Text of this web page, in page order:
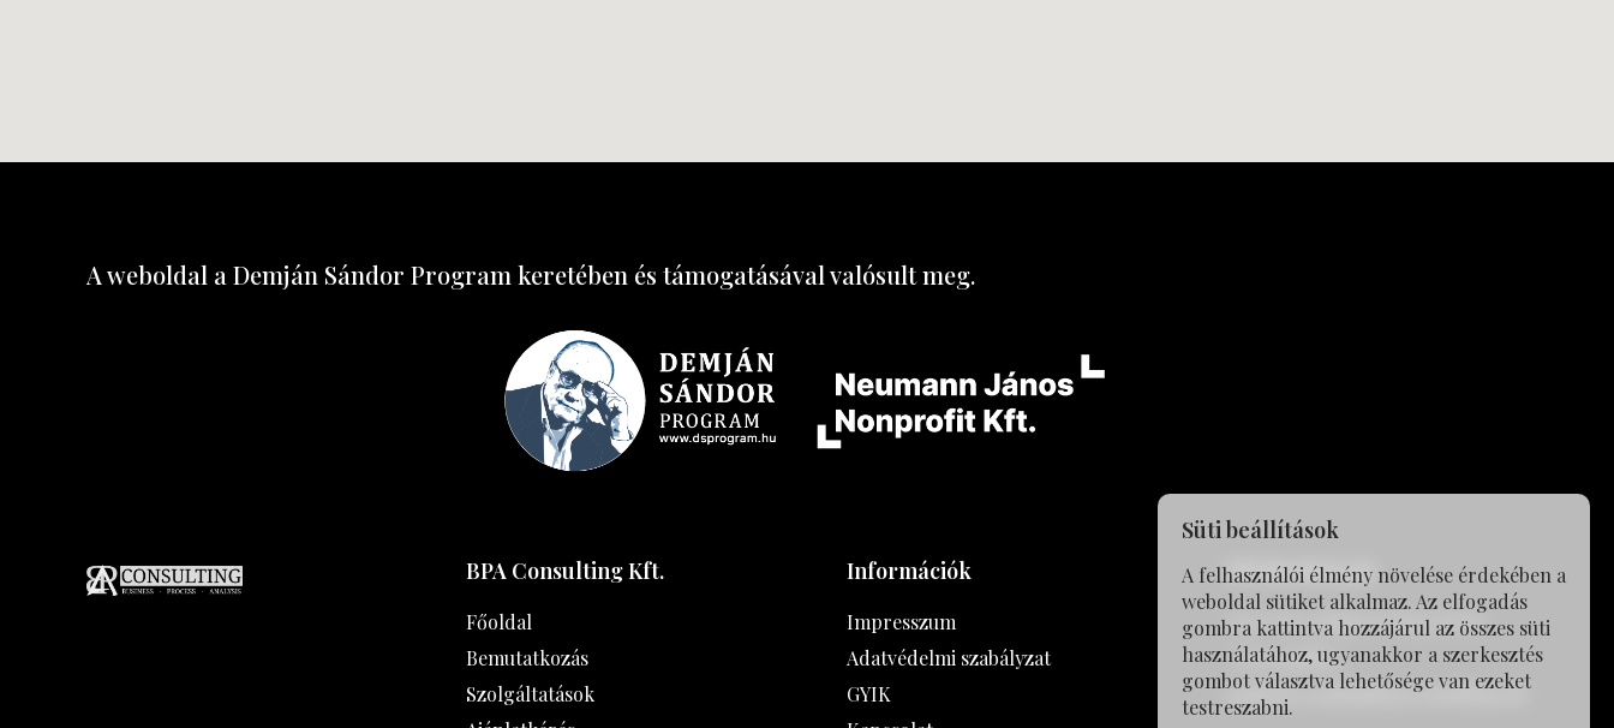
Süti beállítások
A felhasználói élmény növelése érdekében a
weboldal sütiket alkalmaz. Az elfogadás
gombra kattintva hozzájárul az összes süti
használatához, ugyanakkor a szerkesztés
gombot választva lehetősége van ezeket
testreszabni.
A weboldal a Demján Sándor Program keretében és támogatásával valósult meg.
BPA Consulting Kft.
Főoldal
Bemutatkozás
Szolgáltatások
Információk
Impresszum
Adatvédelmi szabályzat
GYIK
Elérhetőségek
2600 Vác, Dózsa György út 66.
+36209458557
paulovics.anita@bpaconsulting.hu